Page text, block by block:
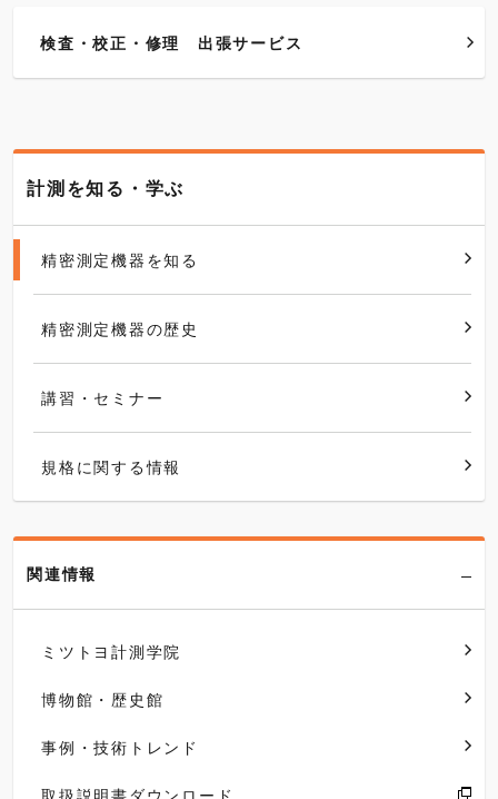
検査・校正・修理 出張サービス
計測を知る・学ぶ
精密測定機器を知る
精密測定機器の歴史
講習・セミナー
規格に関する情報
関連情報
ミツトヨ計測学院
博物館・歴史館
事例・技術トレンド
取扱説明書ダウンロード